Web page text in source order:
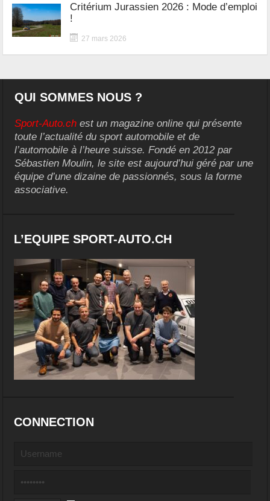
Critérium Jurassien 2026 : Mode d’emploi
!
27 mars 2026
QUI SOMMES NOUS ?
Sport-Auto.ch est un magazine online qui présente
toute l’actualité du sport automobile et de
l’automobile à l’heure suisse. Fondé en 2012 par
Sébastien Moulin, le site est aujourd’hui géré par une
équipe d’une dizaine de passionnés, sous la forme
associative.
L’EQUIPE SPORT-AUTO.CH
CONNECTION